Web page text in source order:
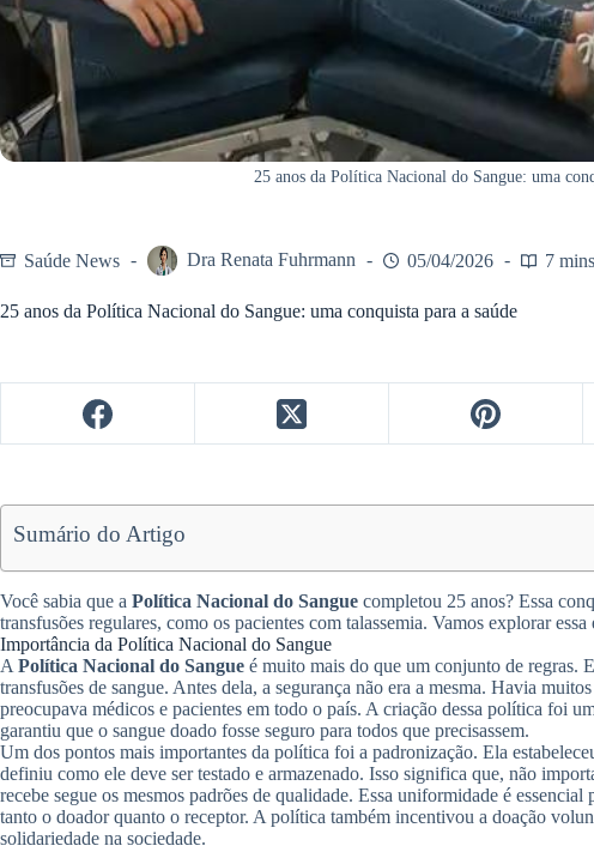
25 anos da Política Nacional do Sangue: uma
Saúde News Dra Renata Fuhrmann 05/04/2026 7 mins
25 anos da Política Nacional do Sangue: uma conquista para a saúde
Sumário do Artigo
Você sabia que a Política Nacional do Sangue completou 25 anos? Essa
transfusões regulares, como os pacientes com talassemia. Vamos explorar
Importância da Política Nacional do Sangue
APolítica Nacional do Sangue é muito mais do que um conjunto de regras.
transfusões de sangue. Antes dela, a segurança não era a mesma. Havia
preocupava médicos e pacientes em todo o país. A criação dessa política foi
garantiu que o sangue doado fosse seguro para todos que precisassem.
Um dos pontos mais importantes da política foi a padronização. Ela
definiu como ele deve ser testado e armazenado. Isso significa que, não
recebe segue os mesmos padrões de qualidade. Essa uniformidade é
tanto o doador quanto o receptor. A política também incentivou a doação
solidariedade na sociedade.